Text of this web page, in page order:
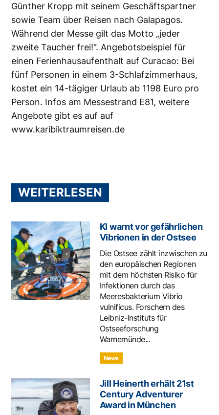
Günther Kropp mit seinem Geschäftspartner
sowie Team über Reisen nach Galapagos.
Während der Messe gilt das Motto „jeder
zweite Taucher frei!“. Angebotsbeispiel für
einen Ferienhausaufenthalt auf Curacao: Bei
fünf Personen in einem 3-Schlafzimmerhaus,
kostet ein 14-tägiger Urlaub ab 1198 Euro pro
Person. Infos am Messestrand E81, weitere
Angebote gibt es auf auf
www.karibiktraumreisen.de
WEITERLESEN
KI warnt vor gefährlichen
Vibrionen in der Ostsee
Die Ostsee zählt inzwischen zu
den europäischen Regionen
mit dem höchsten Risiko für
Infektionen durch das
Meeresbakterium Vibrio
vulnificus. Forschern des
Leibniz-Instituts für
Ostseeforschung
Warnemünde...
News
Jill Heinerth erhält 21st
Century Adventurer
Award in München